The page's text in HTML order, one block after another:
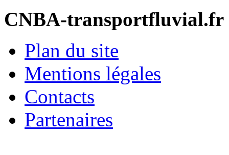
CNBA-transportfluvial.fr
Plan du site
Mentions légales
Contacts
Partenaires